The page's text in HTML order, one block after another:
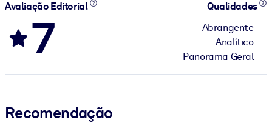
Avaliação Editorial
7
Qualidades
Abrangente
Analítico
Panorama Geral
Recomendação